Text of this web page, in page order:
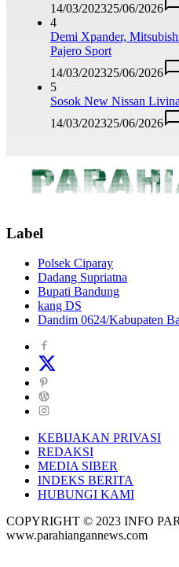
14/03/202325/06/2026
4
Demi Xpander,
Pajero Sport
14/03/202325/06/2026
5
Sosok New Nissan
14/03/202325/06/2026
Label
Polsek Ciparay
Dadang Supriatna
Bupati Bandung
kang DS
Dandim 0624/Kabupaten
KEBIJAKAN PRIVASI
REDAKSI
MEDIA SIBER
INDEKS BERITA
HUBUNGI KAMI
COPYRIGHT © 2023 INFO
www.parahiangannews.com